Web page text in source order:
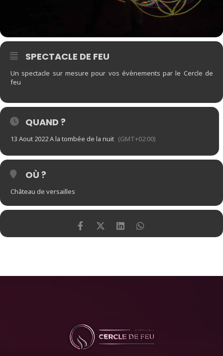
SPECTACLE DE FEU
Un spectacle sur mesure pour vos évènements par le Cercle de
feu
QUAND ?
13 Aout 2022 A la tombée de la nuit (GMT+02:00)
OÙ ?
Château de versailles